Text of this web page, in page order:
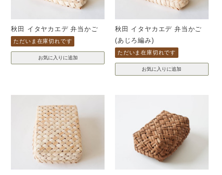
秋田 イタヤカエデ 弁当かご
ただいま在庫切れです
秋田 イタヤカエデ 弁当かご
(あじろ編み)
ただいま在庫切れです